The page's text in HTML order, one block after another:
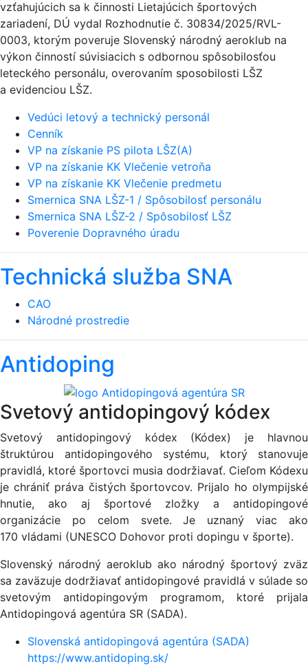
vzťahujúcich sa k činnosti Lietajúcich športových
zariadení, DÚ vydal Rozhodnutie č. 30834/2025/RVL-
0003, ktorým poveruje Slovenský národný aeroklub na
výkon činností súvisiacich s odbornou spôsobilosťou
leteckého personálu, overovaním sposobilosti LŠZ
a evidenciou LŠZ.
Vedúci letový a technický personál
Cenník
VP na získanie PS pilota LŠZ(A)
VP na získanie KK Vlečenie vetroňa
VP na získanie KK Vlečenie predmetu
Smernica SNA LŠZ-1 / Spôsobilosť personálu
Smernica SNA LŠZ-2 / Spôsobilosť LŠZ
Poverenie Dopravného úradu
Technická služba SNA
CAO
Národné prostredie
Antidoping
Svetový antidopingový kódex
Svetový antidopingový kódex (Kódex) je hlavnou
štruktúrou antidopingového systému, ktorý stanovuje
pravidlá, ktoré športovci musia dodržiavať. Cieľom Kódexu
je chrániť práva čistých športovcov. Prijalo ho olympijské
hnutie, ako aj športové zložky a antidopingové
organizácie po celom svete. Je uznaný viac ako
170 vládami (UNESCO Dohovor proti dopingu v športe).
Slovenský národný aeroklub ako národný športový zväz
sa zaväzuje dodržiavať antidopingové pravidlá v súlade so
svetovým antidopingovým programom, ktoré prijala
Antidopingová agentúra SR (SADA).
Slovenská antidopingová agentúra (SADA)
https://www.antidoping.sk/